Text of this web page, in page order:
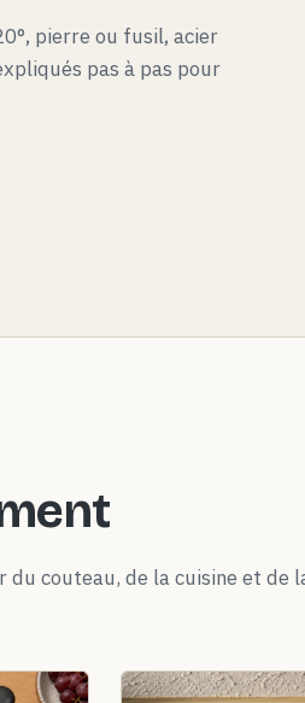
pierre ou fusil, acier
pas à pas pour
du couteau, de la cuisine et de